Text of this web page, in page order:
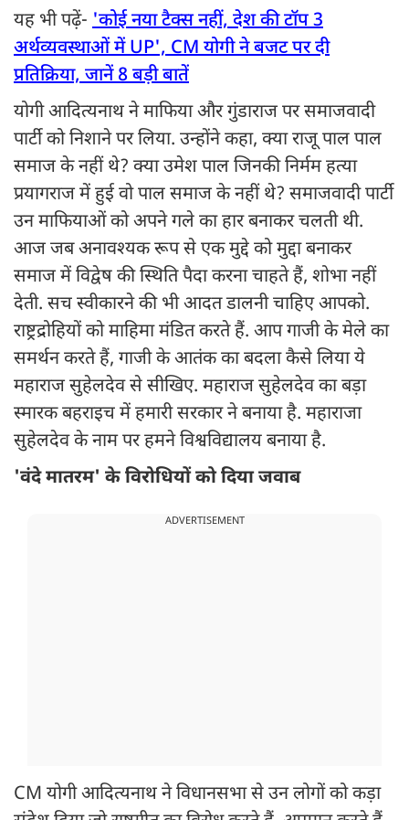
यह भी पढ़ें- 'कोई नया टैक्स नहीं, देश की टॉप 3
अर्थव्यवस्थाओं में UP', CM योगी ने बजट पर दी
प्रतिक्रिया, जानें 8 बड़ी बातें
योगी आदित्यनाथ ने माफिया और गुंडाराज पर समाजवादी
पार्टी को निशाने पर लिया. उन्होंने कहा, क्या राजू पाल पाल
समाज के नहीं थे? क्या उमेश पाल जिनकी निर्मम हत्या
प्रयागराज में हुई वो पाल समाज के नहीं थे? समाजवादी पार्टी
उन माफियाओं को अपने गले का हार बनाकर चलती थी.
आज जब अनावश्यक रूप से एक मुद्दे को मुद्दा बनाकर
समाज में विद्वेष की स्थिति पैदा करना चाहते हैं, शोभा नहीं
देती. सच स्वीकारने की भी आदत डालनी चाहिए आपको.
राष्ट्रद्रोहियों को माहिमा मंडित करते हैं. आप गाजी के मेले का
समर्थन करते हैं, गाजी के आतंक का बदला कैसे लिया ये
महाराज सुहेलदेव से सीखिए. महाराज सुहेलदेव का बड़ा
स्मारक बहराइच में हमारी सरकार ने बनाया है. महाराजा
सुहेलदेव के नाम पर हमने विश्वविद्यालय बनाया है.
'वंदे मातरम' के विरोधियों को दिया जवाब
ADVERTISEMENT
CM योगी आदित्यनाथ ने विधानसभा से उन लोगों को कड़ा